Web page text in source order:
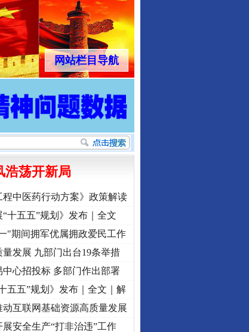
网站栏目导航
浩荡开新局
程中医药行动方案》政策解读
“十五五”规划》发布｜全文
"期间拥军优属拥政爱民工作
发展 九部门出台19条举措
心招投标 多部门作出部署
五五”规划》发布｜全文｜解
动互联网基础资源高质量发展
安全生产“打非治违”工作